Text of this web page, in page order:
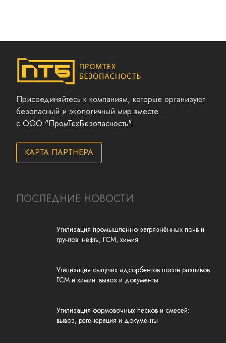
Присоединяйтесь к компаниям, которые организуют
безопасный и экологичный мир вместе
с ООО "ПромТехБезопасность".
КАРТА ПАРТНЕРА
ПОСЛЕДНИЕ НОВОСТИ
Утилизация промышленно загрязнённых почв и
грунтов: нефть, ГСМ, химия
Утилизация сыпучих адсорбентов после разливов
ГСМ и химии: вывоз и документы
Утилизация формовочных песков и смесей:
вывоз, регенерация и документы